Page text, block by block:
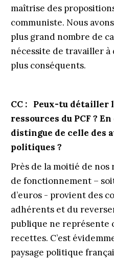
maîtrise des
communiste. Nous
plus grand nombre de
nécessite de travailler à
plus conséquents.
CC : Peux-tu détailler
ressources du PCF ?
distingue de celle des
politiques ?
Près de la moitié de
de fonctionnement –
d’euros - provient des
adhérents et du
publique ne représente
recettes. C’est
paysage politique